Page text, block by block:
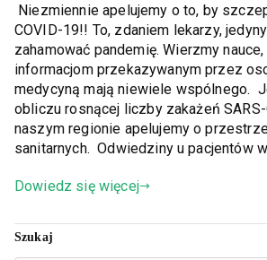
Niezmiennie apelujemy o to, by
COVID-19!! To, zdaniem lekarzy,
zahamować pandemię. Wierzmy
informacjom przekazywanym przez
medycyną mają niewiele wspólnego.
obliczu rosnącej liczby zakażeń
naszym regionie apelujemy o
sanitarnych. Odwiedziny u pacjentów
Dowiedz się więcej
Szukaj